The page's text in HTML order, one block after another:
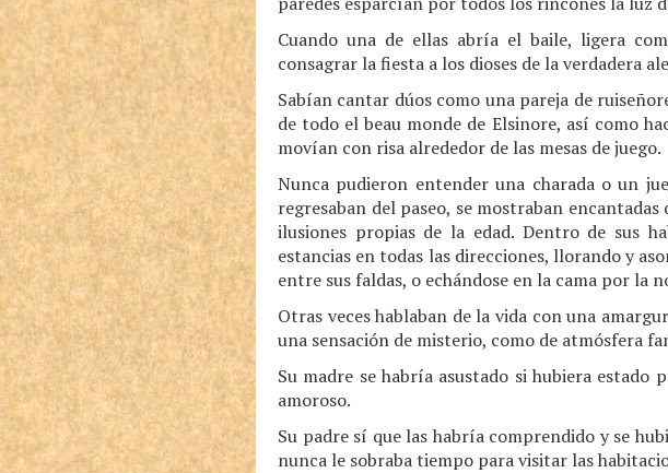
Cuando una de ellas abría el baile, ligera
consagrar la fiesta a los dioses de la verdadera
Sabían cantar dúos como una pareja de
de todo el beau monde de Elsinore, así como
movían con risa alrededor de las mesas de juego.
Nunca pudieron entender una charada o un
regresaban del paseo, se mostraban
ilusiones propias de la edad. Dentro de sus
estancias en todas las direcciones, llorando y
entre sus faldas, o echándose en la cama por
Otras veces hablaban de la vida con una
una sensación de misterio, como de atmósfera
Su madre se habría asustado si hubiera estado
amoroso.
Su padre sí que las habría comprendido y se
nunca le sobraba tiempo para visitar las